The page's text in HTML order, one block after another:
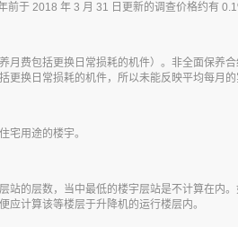
于 2018 年 3 月 31 日更新的调查价格约有
月费包括更换日常损耗的机件）。非全面保养
换日常损耗的机件，所以未能反映平均每月的
宅用途的楼宇。
站的层数，当中最低的楼宇层站是不计算在内
计算该等楼层于升降机的运行楼层内。